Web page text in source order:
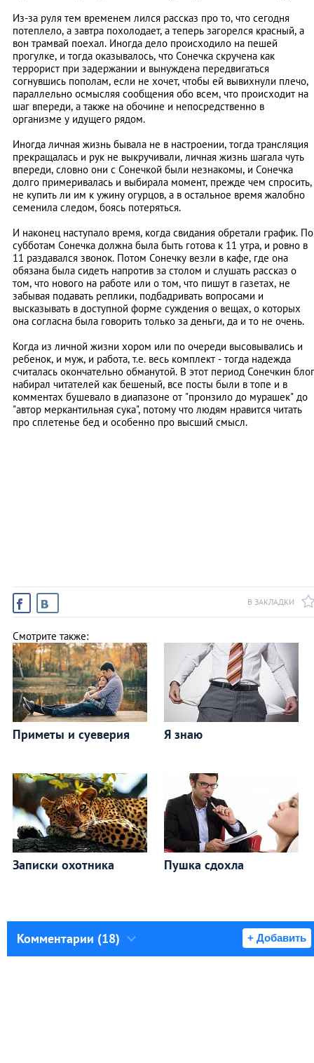
Из-за руля тем временем лился рассказ про то, что сегодня
потеплело, а завтра похолодает, а теперь загорелся красный, а
вон трамвай поехал. Иногда дело происходило на пешей
прогулке, и тогда оказывалось, что Сонечка скручена как
террорист при задержании и вынуждена передвигаться
согнувшись пополам, если не хочет, чтобы ей вывихнули плечо,
параллельно осмысляя сообщения обо всем, что происходит на
шаг впереди, а также на обочине и непосредственно в
организме у идущего рядом.
Иногда личная жизнь бывала не в настроении, тогда трансляция
прекращалась и рук не выкручивали, личная жизнь шагала чуть
впереди, словно они с Сонечкой были незнакомы, и Сонечка
долго примеривалась и выбирала момент, прежде чем спросить,
не купить ли им к ужину огурцов, а в остальное время жалобно
семенила следом, боясь потеряться.
И наконец наступало время, когда свидания обретали график. По
субботам Сонечка должна была быть готова к 11 утра, и ровно в
11 раздавался звонок. Потом Сонечку везли в кафе, где она
обязана была сидеть напротив за столом и слушать рассказ о
том, что нового на работе или о том, что пишут в газетах, не
забывая подавать реплики, подбадривать вопросами и
высказывать в доступной форме суждения о вещах, о которых
она согласна была говорить только за деньги, да и то не очень.
Когда из личной жизни хором или по очереди высовывались и
ребенок, и муж, и работа, т.е. весь комплект - тогда надежда
считалась окончательно обманутой. В этот период Сонечкин блог
набирал читателей как бешеный, все посты были в топе и в
комментах бушевало в диапазоне от "пронзило до мурашек" до
"автор меркантильная сука", потому что людям нравится читать
про сплетенье бед и особенно про высший смысл.
В ЗАКЛАДКИ
Смотрите также:
Приметы и суеверия Я знаю
Записки охотника Пушка сдохла
Комментарии (18) + Добавить